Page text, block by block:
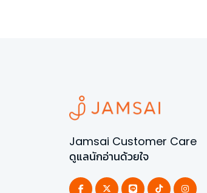
Jamsai Customer Care
ดูแลนักอ่านด้วยใจ